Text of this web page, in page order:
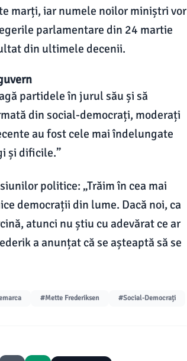
marți, iar numele noilor miniștri vor
parlamentare din 24 martie
din ultimele decenii.
partidele în jurul său și să
din social-democrați, moderați
au fost cele mai îndelungate
și dificile.”
politice: „Trăim în cea mai
democrații din lume. Dacă noi, ca
atunci nu știu cu adevărat ce ar
a anunțat că se așteaptă să se
#Mette Frederiksen #Social-Democrați